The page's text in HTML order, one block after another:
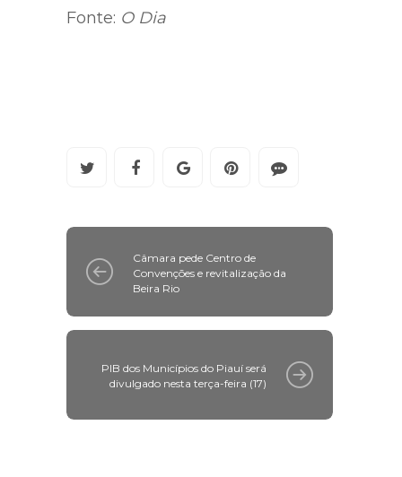
Fonte: O Dia
Câmara pede Centro de
Convenções e revitalização da
Beira Rio
PIB dos Municípios do Piauí será
divulgado nesta terça-feira (17)